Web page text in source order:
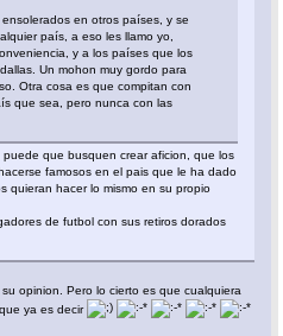
en otros países, y se
país, a eso les llamo yo,
y a los países que los
Un mohon muy gordo para
Otra cosa es que compitan con
que sea, pero nunca con las
que busquen crear aficion, que los
famosos en el pais que le ha dado
quieran hacer lo mismo en su propio
de futbol con sus retiros dorados
opinion. Pero lo cierto es que cualquiera
ya es decir